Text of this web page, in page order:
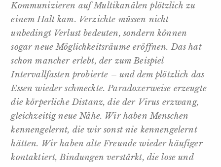
Kommunizieren auf Multikanälen plötzlich zu
einem Halt kam. Verzichte müssen nicht
unbedingt Verlust bedeuten, sondern können
sogar neue Möglichkeitsräume eröffnen. Das hat
schon mancher erlebt, der zum Beispiel
Intervallfasten probierte – und dem plötzlich das
Essen wieder schmeckte. Paradoxerweise erzeugte
die körperliche Distanz, die der Virus erzwang,
gleichzeitig neue Nähe. Wir haben Menschen
kennengelernt, die wir sonst nie kennengelernt
hätten. Wir haben alte Freunde wieder häufiger
kontaktiert, Bindungen verstärkt, die lose und